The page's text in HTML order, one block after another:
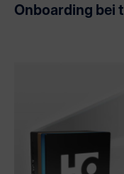
Onboarding bei